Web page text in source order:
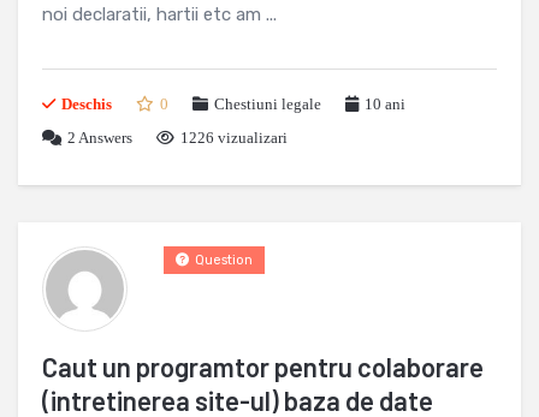
noi declaratii, hartii etc am ...
Deschis 0 Chestiuni legale
10 ani
2 Answers 1226 vizualizari
Caut un programtor pentru colaborare
(intretinerea site-ul) baza de date
Question